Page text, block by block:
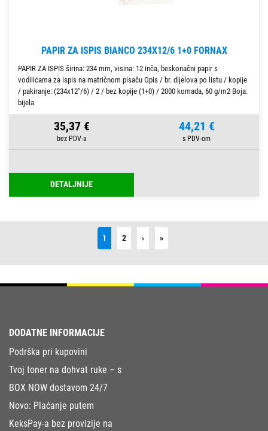
PAPIR ZA ISPIS BIANCO 234X12/6 1+0 FORNAX
PAPIR ZA ISPIS širina: 234 mm, visina: 12 inča, beskonačni papir s
vodilicama za ispis na matričnom pisaču Opis / br. dijelova po listu / kopije
/ pakiranje: (234x12"/6) / 2 / bez kopije (1+0) / 2000 komada, 60 g/m2 Boja:
bijela
35,37 € 44,21 €
DETALJNIJE
1 2 ›Next »Last
DODATNE INFORMACIJE
Podrška pri kupovini
Tvoj toner na dohvat ruke – s
BOX NOW dostavom 24/7
Novo: Plaćanje putem
KeksPay-a bez provizije na